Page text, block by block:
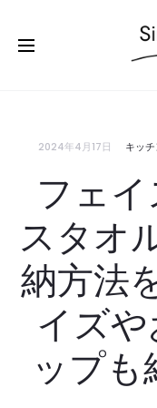
2024年4月17日 キッチ
フェ
スタオ
納方法
イズ
ップ